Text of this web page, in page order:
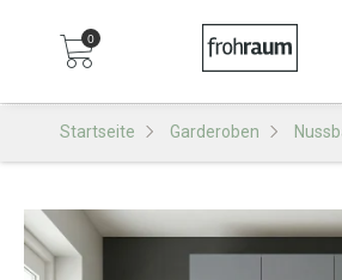
0
Startseite Garderoben